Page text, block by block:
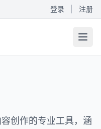
登录 注册
创作的专业工具，涵